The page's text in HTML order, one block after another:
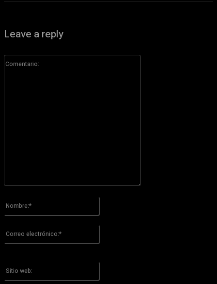
Leave a reply
Comentario:
Nombre:*
Correo
Sitio